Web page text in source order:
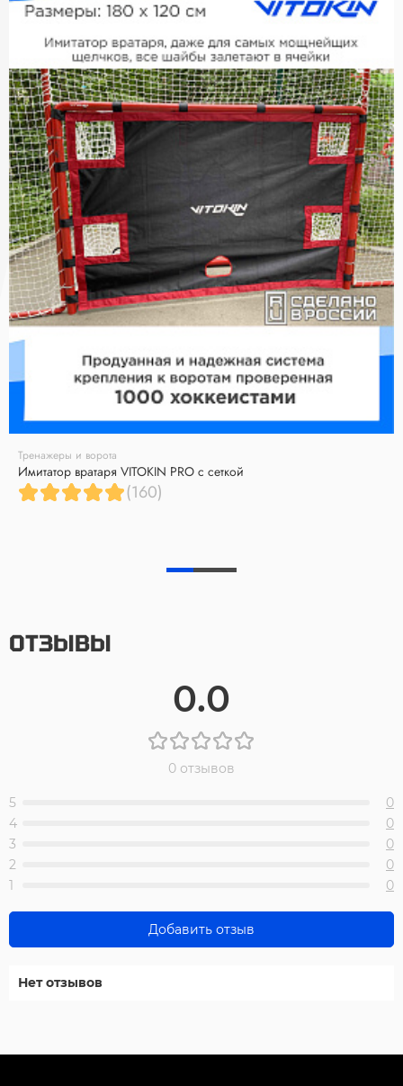
Тренажеры и ворота
Имитатор вратаря VITOKIN PRO с сеткой
(160)
ОТЗЫВЫ
0.0
0 отзывов
5
0
4
0
3
0
2
0
1
0
Добавить отзыв
Нет отзывов